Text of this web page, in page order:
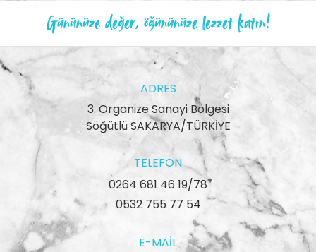
Gününüze değer, öğününüze lezzet katın!
ADRES
3. Organize Sanayi Bölgesi
Söğütlü SAKARYA/TÜRKİYE
TELEFON
0264 681 46 19/78
0532 755 77 54
E-MAIL